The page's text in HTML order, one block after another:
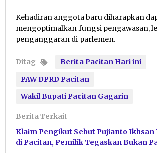
Kehadiran anggota baru diharapkan
mengoptimalkan fungsi pengawasan,
penganggaran di parlemen.
Ditag
Berita Pacitan Hari ini
PAW DPRD Pacitan
Wakil Bupati Pacitan Gagarin
Berita Terkait
Klaim Pengikut Sebut Pujianto
di Pacitan, Pemilik Tegaskan Bukan